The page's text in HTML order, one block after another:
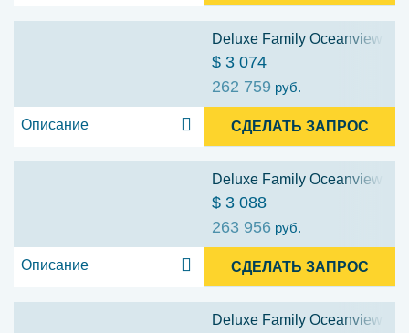
Deluxe Family Oceanview
$ 3 074
262 759 руб.
Описание СДЕЛАТЬ ЗАПРОС
Deluxe Family Oceanview
$ 3 088
263 956 руб.
Описание СДЕЛАТЬ ЗАПРОС
Deluxe Family Oceanview